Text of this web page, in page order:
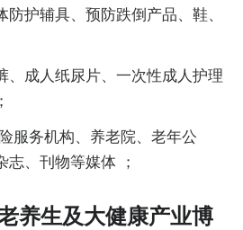
护辅具、预防跌倒产品、鞋、
、成人纸尿片、一次性成人护理
服务机构、养老院、老年公
志、刊物等媒体 ；
养生及大健康产业博